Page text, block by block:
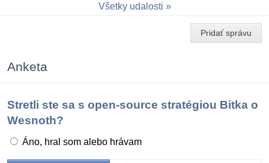
Všetky udalosti
Pridať správu
Anketa
Stretli ste sa s open-source stratégiou Bitka o
Wesnoth?
Áno, hral som alebo hrávam